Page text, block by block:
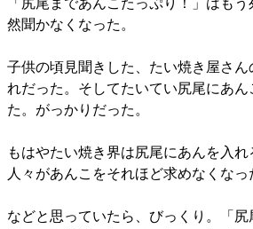
「尻尾まであんこたっぷり！」はも
然聞かなくなった。
子供の頃見聞きした、たい焼き屋さん
れだった。そしてたいてい尻尾にあん
た。がっかりだった。
もはやたい焼き界は尻尾にあんを入れ
人々があんこをそれほど求めなくなっ
などと思っていたら、びっくり。「